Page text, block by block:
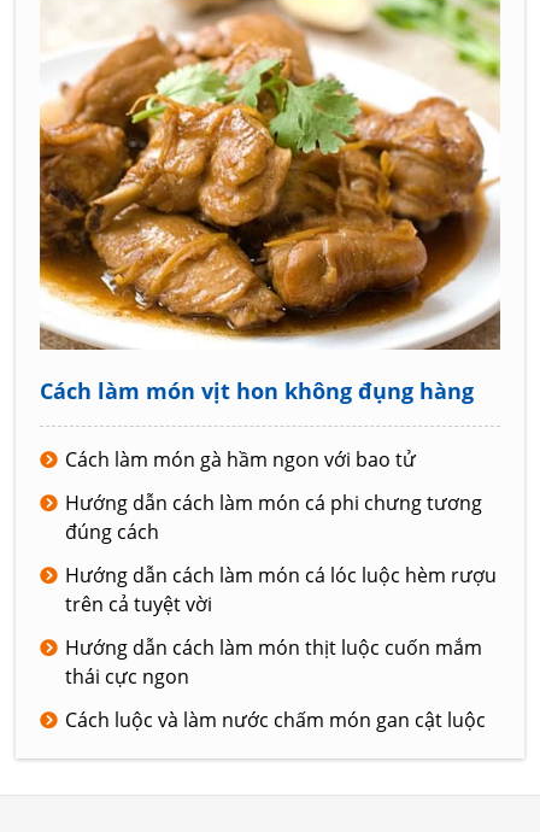
Cách làm món vịt hon không đụng hàng
Cách làm món gà hầm ngon với bao tử
Hướng dẫn cách làm món cá phi chưng tương
đúng cách
Hướng dẫn cách làm món cá lóc luộc hèm rượu
trên cả tuyệt vời
Hướng dẫn cách làm món thịt luộc cuốn mắm
thái cực ngon
Cách luộc và làm nước chấm món gan cật luộc